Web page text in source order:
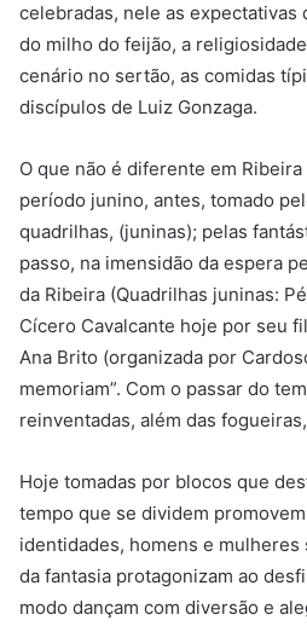
celebradas, nele as expectativas
do milho do feijão, a
cenário no sertão, as comidas
discípulos de Luiz Gonzaga.
O que não é diferente em
período junino, antes, tomado
quadrilhas, (juninas); pelas
passo, na imensidão da espera
da Ribeira (Quadrilhas juninas:
Cícero Cavalcante hoje por seu
Ana Brito (organizada por
memoriam”. Com o passar do
reinventadas, além das
Hoje tomadas por blocos que
tempo que se dividem
identidades, homens e
da fantasia protagonizam ao
modo dançam com diversão e